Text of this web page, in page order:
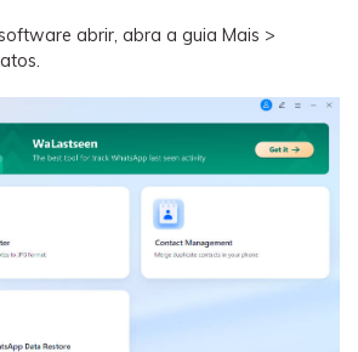
abrir, abra a guia Mais >